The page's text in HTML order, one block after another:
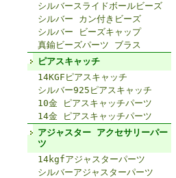
シルバースライドボールビーズ
シルバー カン付きビーズ
シルバー ビーズキャップ
真鍮ビーズパーツ ブラス
ピアスキャッチ
14KGFピアスキャッチ
シルバー925ピアスキャッチ
10金 ピアスキャッチパーツ
14金 ピアスキャッチパーツ
アジャスター アクセサリーパー
ツ
14kgfアジャスターパーツ
シルバーアジャスターパーツ